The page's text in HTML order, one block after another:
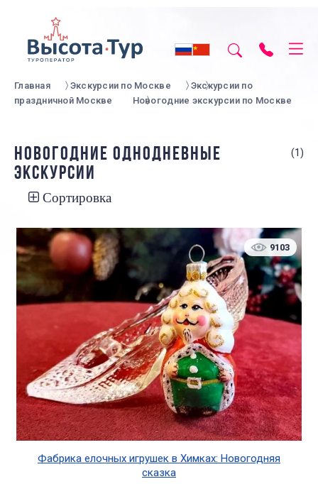
Главная Экскурсии по Москве
Экскурсии по
праздничной Москве
Новогодние экскурсии по Москве
НОВОГОДНИЕ ОДНОДНЕВНЫЕ
ЭКСКУРСИИ
(1)
Сортировка
9103
Фабрика елочных игрушек в Химках: Новогодняя
сказка